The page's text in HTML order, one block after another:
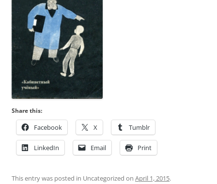
Share this:
Facebook X Tumblr
LinkedIn Email Print
This entry was posted in Uncategorized on April 1, 2015.